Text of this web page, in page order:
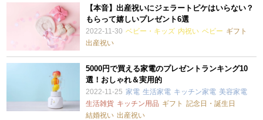
【本音】出産祝いにジェラートピケはいらない？
もらって嬉しいプレゼント6選
2022-11-30 ベビー・キッズ 内祝い ベビー ギフト
出産祝い
5000円で買える家電のプレゼントランキング10
選！おしゃれ＆実用的
2022-11-25 家電 生活家電 キッチン家電 美容家電
生活雑貨 キッチン用品 ギフト 記念日・誕生日
結婚祝い 出産祝い